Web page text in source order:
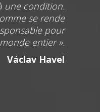
une condition.
se rende
pour
entier ».
Václav Havel